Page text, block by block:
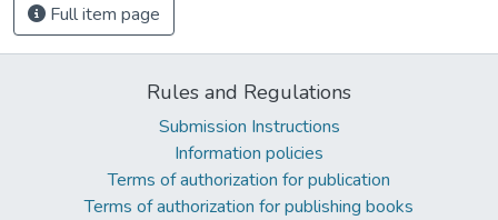
Full item page
Rules and Regulations
Submission Instructions
Information policies
Terms of authorization for publication
Terms of authorization for publishing books